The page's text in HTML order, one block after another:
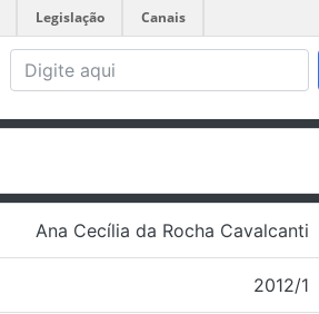
Legislação Canais
Ana Cecília da Rocha Cavalcanti
2012/1